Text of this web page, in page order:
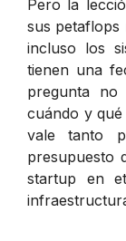
Pero la
sus petaflops
incluso los
tienen una
pregunta no
cuándo y
vale tanto
presupuesto
startup en